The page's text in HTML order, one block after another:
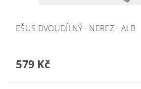
EŠUS DVOUDÍLNÝ - NEREZ - ALB
579 Kč